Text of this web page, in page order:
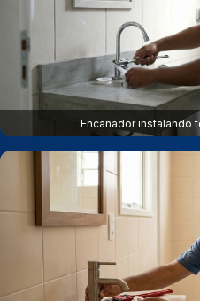
Encanador instalando